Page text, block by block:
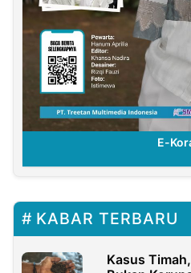
E-
KABAR TERBARU
Kasus